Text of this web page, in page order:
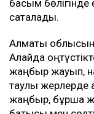
ULYSMEDIA.KZ
градусқа
Ulysmedia